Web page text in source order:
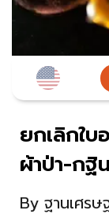
ยกเลิกใ
ผ้าป่า-กฐิ
By ฐานเศร